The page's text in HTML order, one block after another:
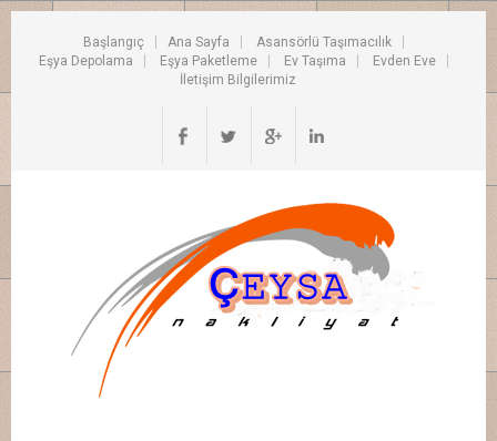
Başlangıç Ana Sayfa
Asansörlü Taşımacılık
Eşya Depolama
Eşya Paketleme Ev Taşıma
Evden Eve
İletişim Bilgilerimiz